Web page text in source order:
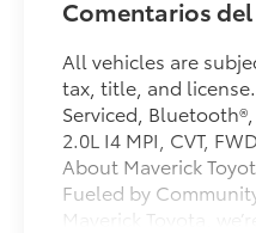
Comentarios
All vehicles are
tax, title, and
Serviced, Bluetooth®,
2.0L I4 MPI, CVT,
About Maverick
Fueled by
Maverick Toyota,